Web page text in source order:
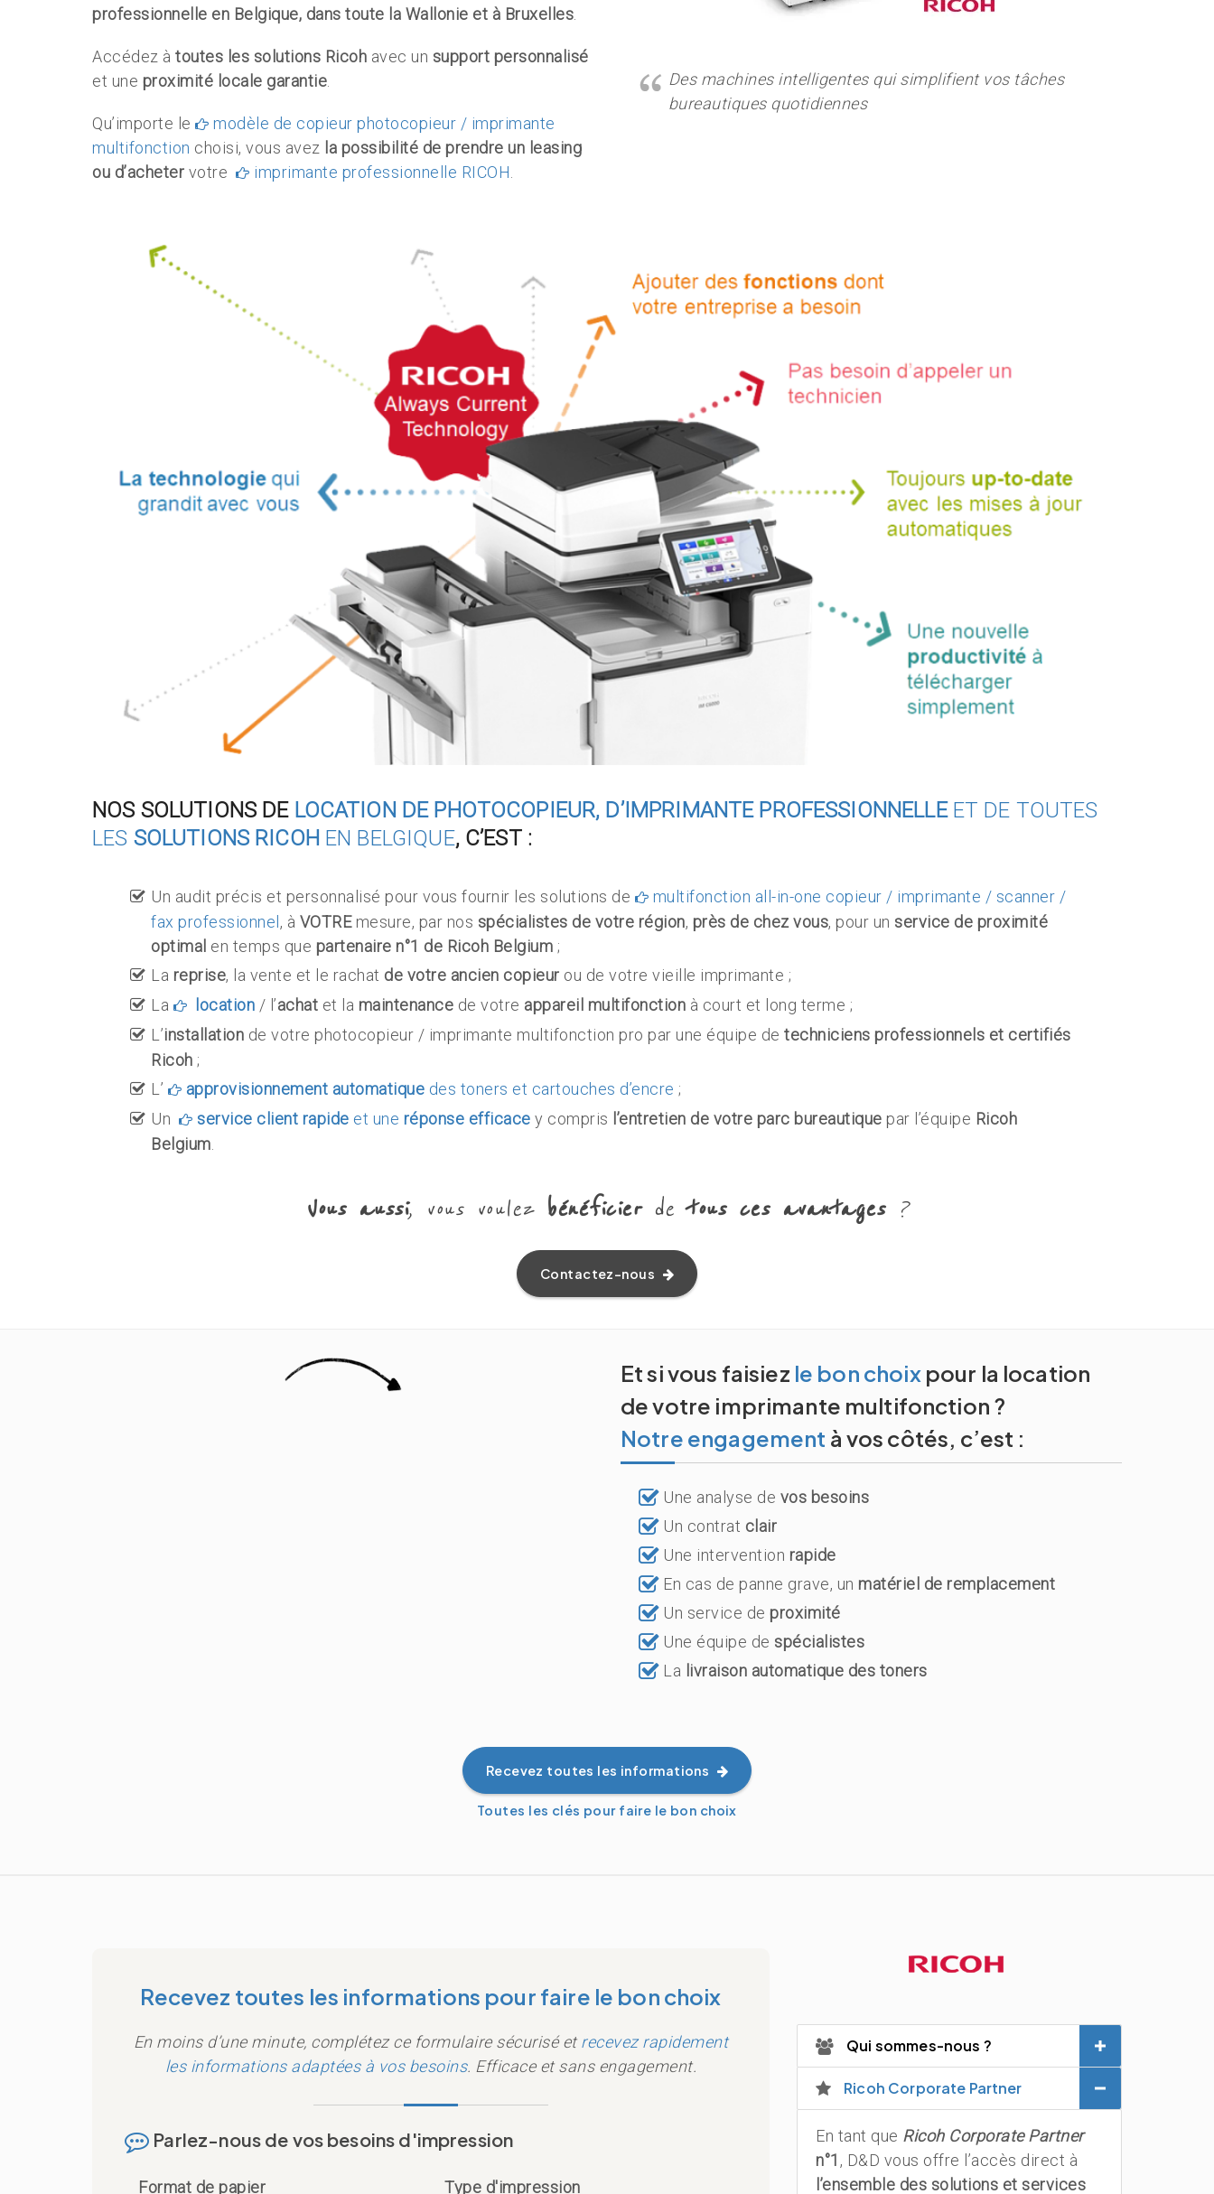
professionnelle en Belgique, dans toute la Wallonie et à Bruxelles
Accédez à toutes les solutions Ricoh avec un support personnalisé
et une proximité locale garantie
Qu’importe le
modèle de copieur photocopieur / imprimante
multifonction choisi, vous avez la possibilité de prendre un leasing
ou d’acheter votre imprimante professionnelle RICOH
Des machines intelligentes qui simplifient vos tâches
bureautiques quotidiennes
NOS SOLUTIONS DE LOCATION DE PHOTOCOPIEUR, D’IMPRIMANTE PROFESSIONNELLEET DE TOUTES
LES SOLUTIONS RICOH EN BELGIQUE, C’EST :
Un audit précis et personnalisé pour vous fournir les solutions de
multifonction all-in-one copieur / imprimante / scanner /
fax professionnel, à VOTREmesure, par nos spécialistes de votre région, près de chez vous, pour un service de proximité
optimal en temps que partenaire n°1 de Ricoh Belgium ;
La reprise, la vente et le rachat de votre ancien copieur ou de votre vieille imprimante ;
La
location / l’achat et la maintenance de votre appareil multifonction à court et long terme ;
L’installation de votre photocopieur / imprimante multifonction pro par une équipe de techniciens professionnels et certifiés
Ricoh ;
L’
approvisionnement automatique des toners et cartouches d’encre ;
Un
service client rapide et une réponse efficace y compris l’entretien de votre parc bureautique par l’équipe Ricoh
Belgium
Vous aussi, vous voulez bénéficierdetous ces avantages?
Contactez-nous
Et si vous faisiez le bon choixpour la location
de votre imprimante multifonction ?
Notre engagement à vos côtés, c’est :
Une analyse de vos besoins
Un contrat clair
Une intervention rapide
En cas de panne grave, un matériel de remplacement
Un service de proximité
Une équipe de spécialistes
La livraison automatique des toners
Recevez toutes les informations
Recevez toutes les informations pour faire le bon choix
En moins d’une minute, complétez ce formulaire sécurisé etrecevez rapidement
les informations adaptées à vos besoins. Efficace et sans engagement.
Parlez-nous de vos besoins d'impression
Format de papier Type d'impression
Qui sommes-nous ?
Ricoh Corporate Partner
En tant que Ricoh Corporate Partner
n°1 , D&D vous offre l’accès direct à
l’ensemble des solutions et services